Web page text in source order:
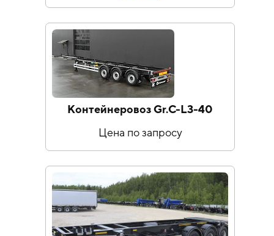
Контейнеровоз Gr.C-L3-40
Цена по запросу